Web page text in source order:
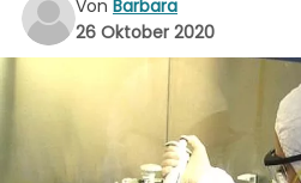
Von Barbara
26 Oktober 2020